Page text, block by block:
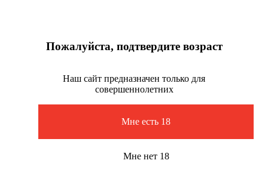
Пожалуйста, подтвердите возраст
Наш сайт предназначен только для
совершеннолетних
Мне есть 18
Мне нет 18